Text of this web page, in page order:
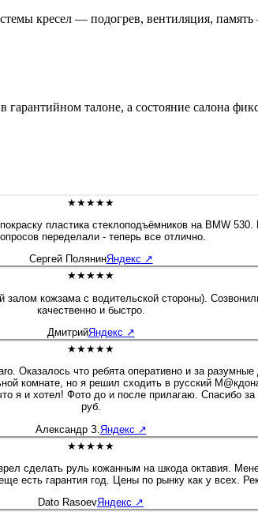
кресел — подогрев, вентиляция,
талоне, а состояние салона
★★★★★
пластика стеклоподъёмников на BMW
переделали - теперь все отлично.
Сергей ПолянинЯндекс ↗
★★★★★
кожзама с водительской стороны).
качественно и быстро.
ДмитрийЯндекс ↗
★★★★★
Оказалось что ребята оперативно и за
комнате, но я решил сходить в русский
до и после прилагаю. Спасибо за вашу работу, успехов и
руб.
Александр З. Яндекс ↗
★★★★★
есть гарантия год. Цены по рынку как у всех.
Dato RasoevЯндекс ↗